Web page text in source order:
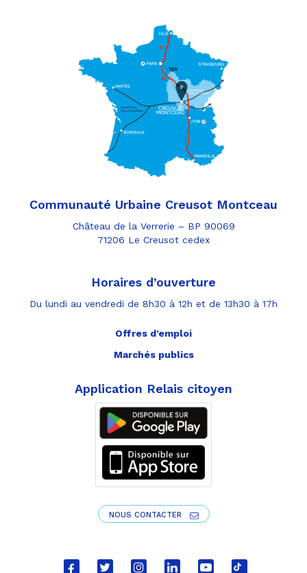
Communauté Urbaine Creusot Montceau
Château de la Verrerie – BP 90069
71206 Le Creusot cedex
Horaires d’ouverture
Du lundi au vendredi de 8h30 à 12h et de 13h30 à 17h
Offres d’emploi
Marchés publics
Application Relais citoyen
NOUS CONTACTER